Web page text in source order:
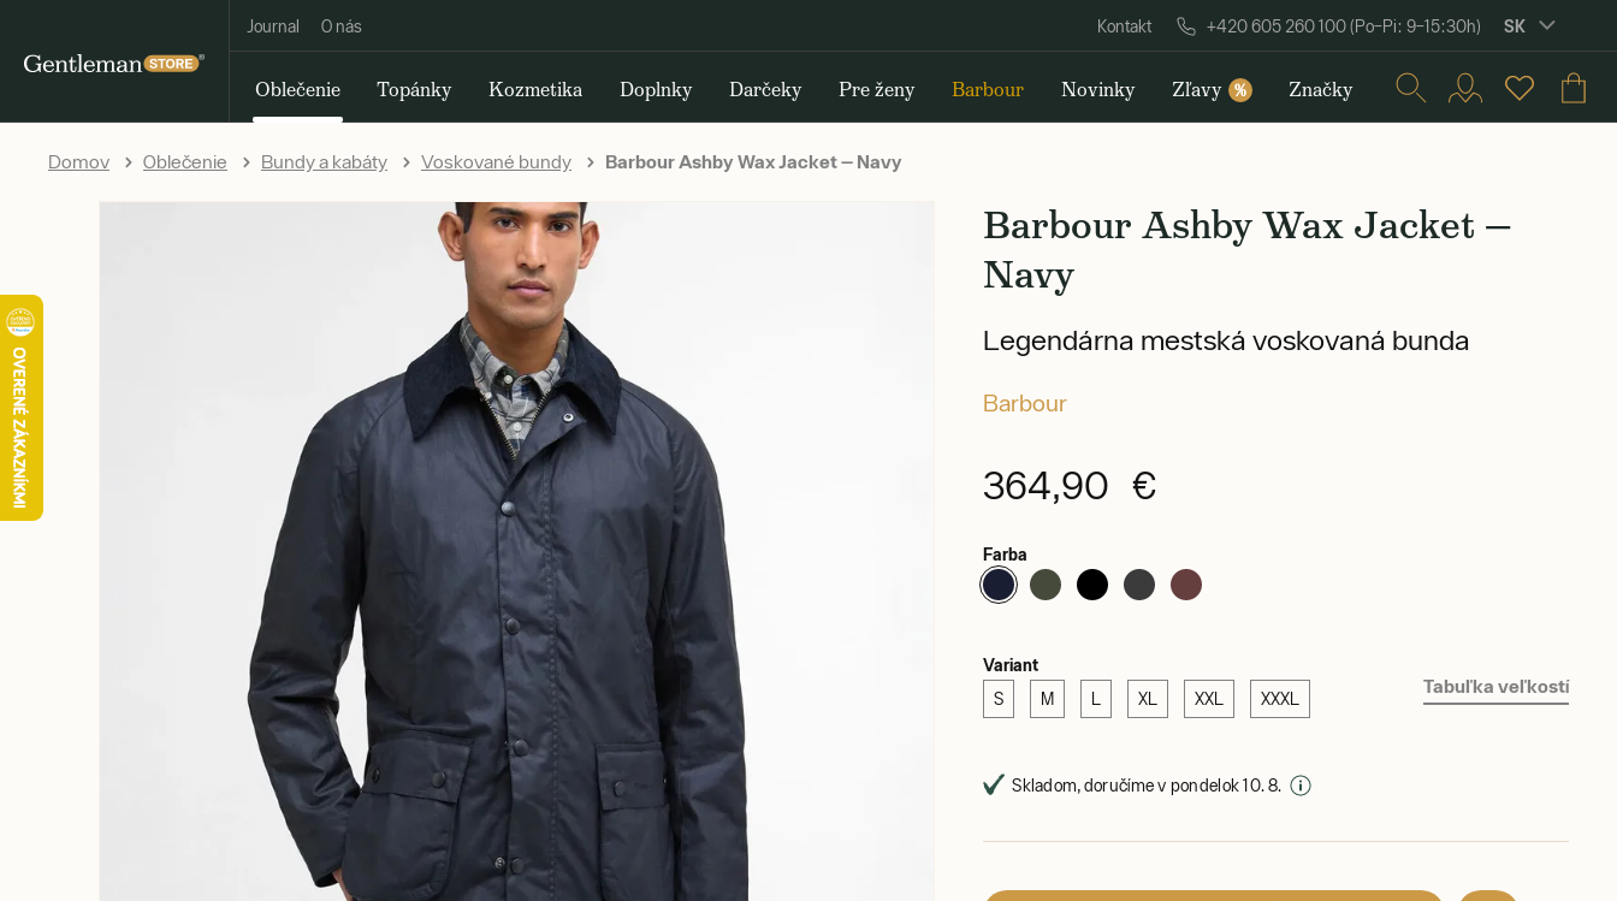
Journal O nás Kontakt +420 605 260 100 (Po–Pi: 9–15:30h) SK
Oblečenie Topánky Kozmetika Doplnky Darčeky Pre ženy Barbour Novinky Zľavy % Značky
Domov Oblečenie Bundy a kabáty Voskované bundy Barbour Ashby Wax Jacket — Navy
Barbour Ashby Wax Jacket —
Navy
Legendárna mestská voskovaná bunda
Barbour
364,90 €
Farba
Variant
S M XL XXL XXXL
Tabuľka veľkostí
Skladom, doručíme v pondelok 10. 8.